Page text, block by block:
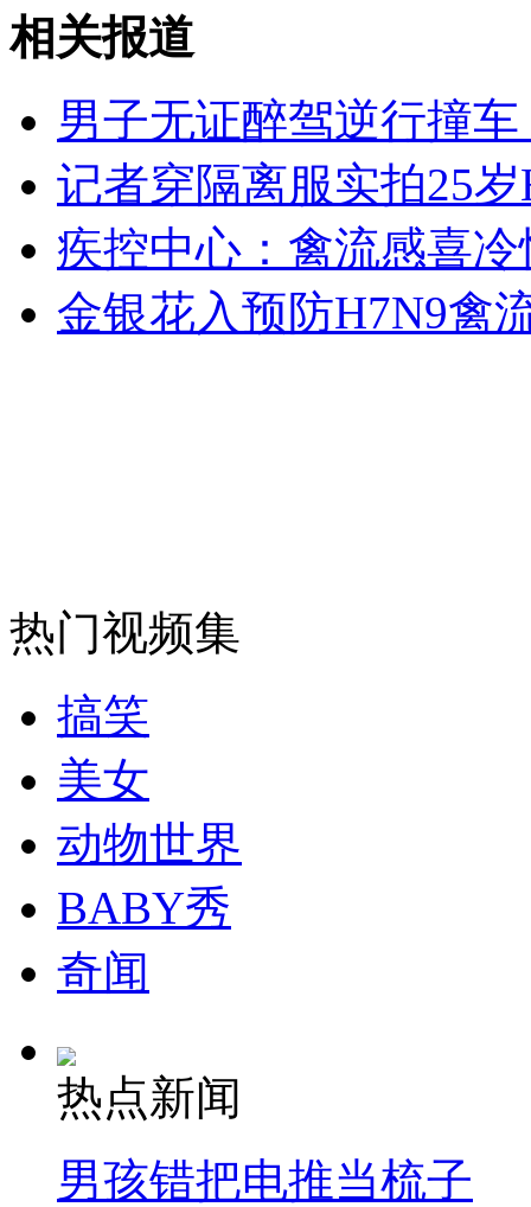
山西运城恶犬咬伤多人 警民合力深夜将其击毙
女孩北京地铁殴打老人 痛下狠手拳打脚踢
无痛分娩是否安全 医生回应
外交部：反对强权政治霸凌主义
走！跟着总书记去植树
消防员救轻生者
纽约上演“枕头大战”
司机酒驾遇交警 急速倒车逃窜
相关报道
男子无证醉驾逆行撞
记者穿隔离服实拍25
疾控中心：禽流感喜
金银花入预防H7N9禽
热门视频集
搞笑
美女
动物世界
BABY秀
奇闻
热点新闻
男孩错把电推当梳子